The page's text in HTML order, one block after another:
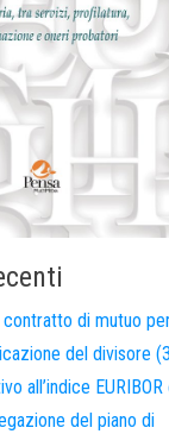
contratto di mutuo
del divisore
all’indice EURIBOR
del piano di